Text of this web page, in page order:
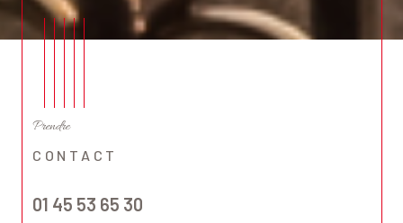
Prendre
CONTACT
01 45 53 65 30